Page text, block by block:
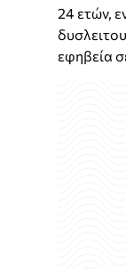
24 ετών,
εφηβεία